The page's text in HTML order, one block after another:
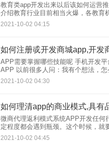
教育类app开发出来以后该如何运营
介绍教育行业目前相当火爆，各教育
抢占用户市场；当然，教育APP更多
构的延伸产品；通过App更好地开展
2021-10-02 04:15
APP需要掌握哪些技能呢 手机开发
APP 以前很多人问：我有个想法，怎么找程序员合
作？如何找到投资者？在被很多人无
个问题逐渐演变成：我对一个APP有
2021-10-02 04:30
微商代理返利模式系统APP开发任何
定程度都会遇到瓶颈。这个时候，就
业模式。很多人守旧墨守成规，不愿
业模式，终被社会淘汰。那么对于传
2021-10-02 04:45